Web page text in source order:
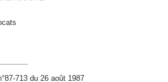
713 du 26 août 1987